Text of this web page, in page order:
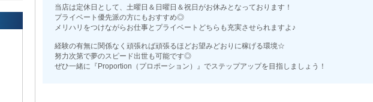
当店は定休日として、土曜日＆日曜日＆祝日がお休みとなっております！
プライベート優先派の方にもおすすめ◎
メリハリをつけながらお仕事とプライベートどちらも充実させられますよ♪
経験の有無に関係なく頑張れば頑張るほどお望みどおりに稼げる環境☆
努力次第で夢のスピード出世も可能です◎
ぜひ一緒に『Proportion（プロポーション）』でステップアップを目指しましょう！